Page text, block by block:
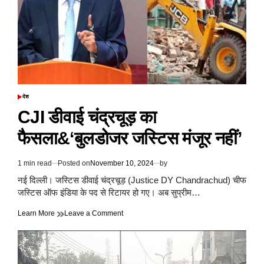
एक
कॉलेज
छात्रा
की
शिकायत
दर्ज
करने
से
दिया,
कांग्रेस
ने
आरोप
POSTED
देश
CJI डीवाई चंद्रचूड़ का
फैसला&‘बुलडोजर जस्टिस मंजूर नहीं’
Estimated
read
time
1 min read Posted on November 10, 2024 by
नई दिल्ली। जस्टिस डीवाई चंद्रचूड़ (Justice DY Chandrachud) चीफ
जस्टिस ऑफ इंडिया के पद से रिटायर हो गए। अब सुप्रीम…
Learn More Leave a Commenton
डीवाई
चंद्रचूड़